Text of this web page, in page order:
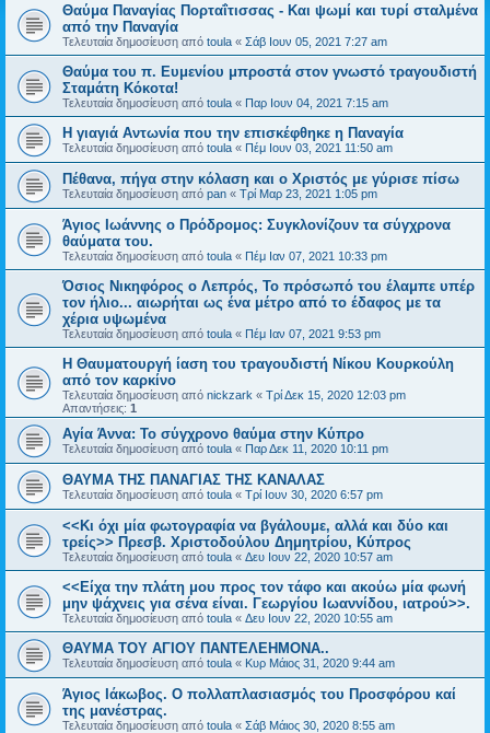
Θαύμα Παναγίας Πορταΐτισσας - Και ψωμί και τυρί σταλμένα
από την Παναγία
Τελευταία δημοσίευση από toula « Σάβ Ιουν 05, 2021 7:27 am
Θαύμα του π. Ευμενίου μπροστά στον γνωστό τραγουδιστή
Σταμάτη Κόκοτα!
Τελευταία δημοσίευση από toula « Παρ Ιουν 04, 2021 7:15 am
Η γιαγιά Αντωνία που την επισκέφθηκε η Παναγία
Τελευταία δημοσίευση από toula « Πέμ Ιουν 03, 2021 11:50 am
Πέθανα, πήγα στην κόλαση και ο Χριστός με γύρισε πίσω
Τελευταία δημοσίευση από pan « Τρί Μαρ 23, 2021 1:05 pm
Άγιος Ιωάννης ο Πρόδρομος: Συγκλονίζουν τα σύγχρονα
θαύματα του.
Τελευταία δημοσίευση από toula « Πέμ Ιαν 07, 2021 10:33 pm
Όσιος Νικηφόρος ο Λεπρός, Το πρόσωπό του έλαμπε υπέρ
τον ήλιο... αιωρήται ως ένα μέτρο από το έδαφος με τα
χέρια υψωμένα
Τελευταία δημοσίευση από toula « Πέμ Ιαν 07, 2021 9:53 pm
Η Θαυματουργή ίαση του τραγουδιστή Νίκου Κουρκούλη
από τον καρκίνο
Τελευταία δημοσίευση από nickzark « Τρί Δεκ 15, 2020 12:03 pm
Απαντήσεις: 1
Αγία Άννα: Το σύγχρονο θαύμα στην Κύπρο
Τελευταία δημοσίευση από toula « Παρ Δεκ 11, 2020 10:11 pm
ΘΑΥΜΑ ΤΗΣ ΠΑΝΑΓΙΑΣ ΤΗΣ ΚΑΝΑΛΑΣ
Τελευταία δημοσίευση από toula « Τρί Ιουν 30, 2020 6:57 pm
<<Κι όχι μία φωτογραφία να βγάλουμε, αλλά και δύο και
τρείς>> Πρεσβ. Χριστοδούλου Δημητρίου, Κύπρος
Τελευταία δημοσίευση από toula « Δευ Ιουν 22, 2020 10:57 am
<<Είχα την πλάτη μου προς τον τάφο και ακούω μία φωνή
μην ψάχνεις για σένα είναι. Γεωργίου Ιωαννίδου, ιατρού>>.
Τελευταία δημοσίευση από toula « Δευ Ιουν 22, 2020 10:55 am
ΘΑΥΜΑ ΤΟΥ ΑΓΙΟΥ ΠΑΝΤΕΛΕΗΜΟΝΑ..
Τελευταία δημοσίευση από toula « Κυρ Μάιος 31, 2020 9:44 am
Άγιος Ιάκωβος. Ο πολλαπλασιασμός του Προσφόρου καί
της μανέστρας.
Τελευταία δημοσίευση από toula « Σάβ Μάιος 30, 2020 8:55 am